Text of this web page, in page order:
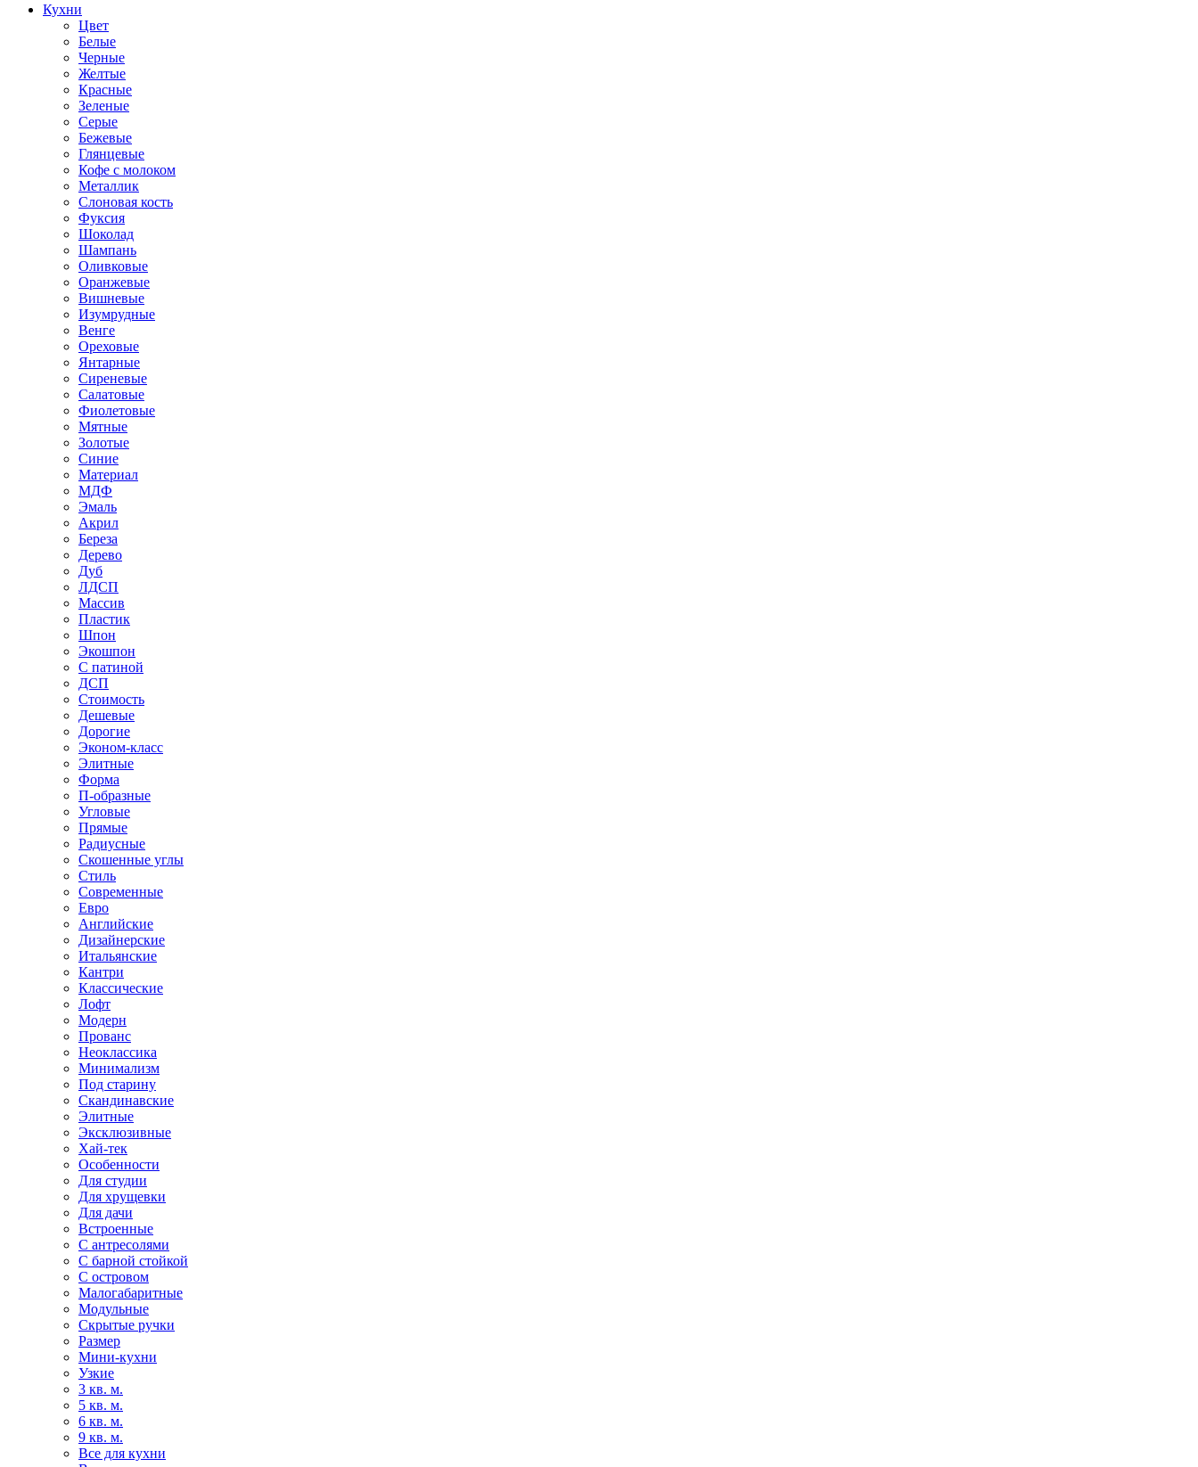
Кухни
Цвет
Белые
Черные
Желтые
Красные
Зеленые
Серые
Бежевые
Глянцевые
Кофе с молоком
Металлик
Слоновая кость
Фуксия
Шоколад
Шампань
Оливковые
Оранжевые
Вишневые
Изумрудные
Венге
Ореховые
Янтарные
Сиреневые
Салатовые
Фиолетовые
Мятные
Золотые
Синие
Материал
МДФ
Эмаль
Акрил
Береза
Дерево
Дуб
ЛДСП
Массив
Пластик
Шпон
Экошпон
С патиной
ДСП
Стоимость
Дешевые
Дорогие
Эконом-класс
Элитные
Форма
П-образные
Угловые
Прямые
Радиусные
Скошенные углы
Стиль
Современные
Евро
Английские
Дизайнерские
Итальянские
Кантри
Классические
Лофт
Модерн
Прованс
Неоклассика
Минимализм
Под старину
Скандинавские
Элитные
Эксклюзивные
Хай-тек
Особенности
Для студии
Для хрущевки
Для дачи
Встроенные
С антресолями
С барной стойкой
С островом
Малогабаритные
Модульные
Скрытые ручки
Размер
Мини-кухни
Узкие
3 кв. м.
5 кв. м.
6 кв. м.
9 кв. м.
Все для кухни